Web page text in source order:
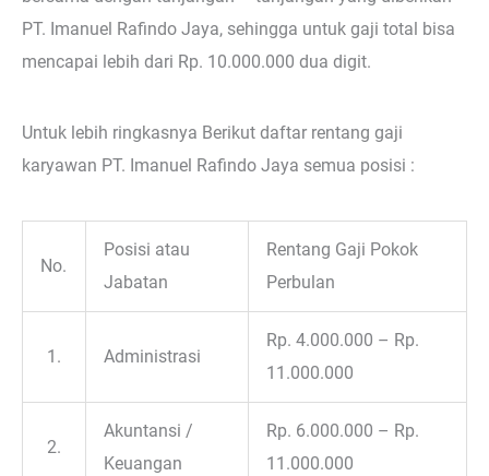
PT. Imanuel Rafindo Jaya, sehingga untuk gaji total bisa
mencapai lebih dari Rp. 10.000.000 dua digit.
Untuk lebih ringkasnya Berikut daftar rentang gaji
karyawan PT. Imanuel Rafindo Jaya semua posisi :
No.
Posisi atau
Jabatan
Rentang Gaji Pokok
Perbulan
1. Administrasi
Rp. 4.000.000 – Rp.
11.000.000
2.
Akuntansi /
Keuangan
Rp. 6.000.000 – Rp.
11.000.000